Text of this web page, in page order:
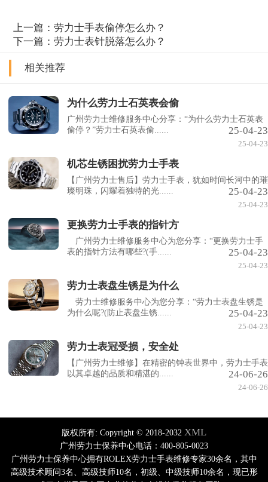
上一篇：劳力士手表偷停怎么办？
下一篇：劳力士表针脱落怎么办？
相关推荐
为什么劳力士石英表会偷
广州劳力士维修服务中心分享：“为什么劳力士石英表
偷停？”劳力士石英表偷......
25-04-23
25-04-23
机芯生锈困扰劳力士手表
【广州劳力士售后】劳力士手表，犹如时间长河中的璀
璨明珠，闪耀着独特的光......
25-04-23
25-04-23
更换劳力士手表的指针方
广州劳力士维修服务中心为您分享：“更换劳力士手
表的指针方法有哪些?(手......
25-04-23
25-04-23
劳力士表盘生锈是为什么
劳力士维修服务中心为您分享：“劳力士表盘生锈是
为什么呢?(防止表盘生锈......
25-04-23
25-04-23
劳力士表冠受损，安全处
【广州劳力士维修】在精密的钟表世界中，劳力士手表
以其卓越的品质和精湛的......
24-06-26
24-06-26
版权所有: Copyright © 2018-2032 XML
广州劳力士保养中心电话：400-805-0023
广州劳力士保养中心拥有ROLEX劳力士手表维修专家30余名，其中
高级技术顾问3名、高级技师10名，初级、中级技师10余名，现已形